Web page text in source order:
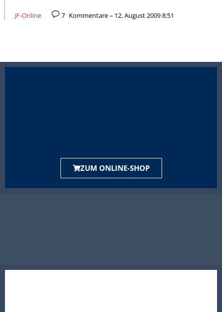
JF-Online 7 Kommentare – 12. August 2009 8:51
ZUM ONLINE-SHOP